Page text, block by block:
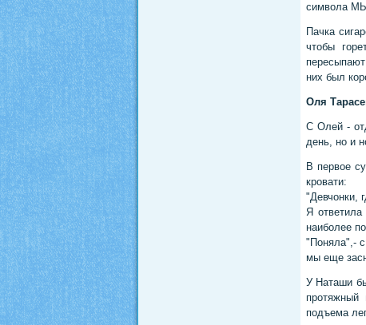
символа
Пачка
чтобы
них был
Оля
С Олей -
день, но и
В первое
кровати:
"Девчонки,
Я
наиболее
"Поняла",-
мы еще
У Наташи
подъема